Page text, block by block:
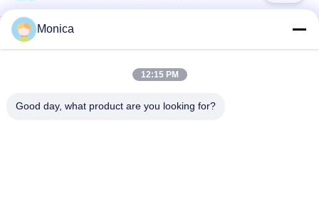
Thermistance de la
précision NTC
époxyde
NTC encapsulée par
Sonde de
Monica
12:15 PM
Good day, what product are you looking for?